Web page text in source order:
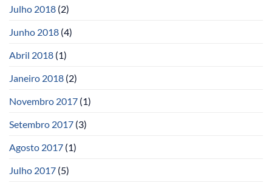
Julho 2018 (2)
Junho 2018 (4)
Abril 2018 (1)
Janeiro 2018 (2)
Novembro 2017 (1)
Setembro 2017 (3)
Agosto 2017 (1)
Julho 2017 (5)